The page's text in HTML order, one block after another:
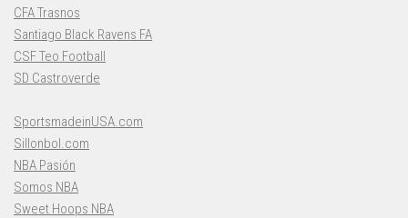
CFA Trasnos
Santiago Black Ravens FA
CSF Teo Football
SD Castroverde
SportsmadeinUSA.com
Sillonbol.com
NBA Pasión
Somos NBA
Sweet Hoops NBA